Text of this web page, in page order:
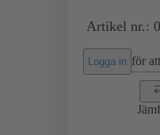
Artikel nr.:
Logga in för